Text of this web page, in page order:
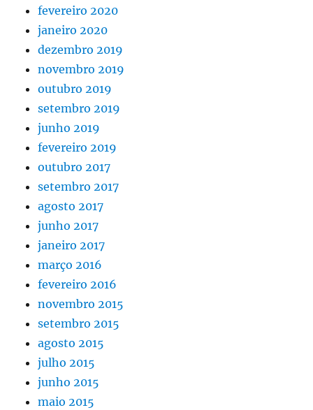
fevereiro 2020
janeiro 2020
dezembro 2019
novembro 2019
outubro 2019
setembro 2019
junho 2019
fevereiro 2019
outubro 2017
setembro 2017
agosto 2017
junho 2017
janeiro 2017
março 2016
fevereiro 2016
novembro 2015
setembro 2015
agosto 2015
julho 2015
junho 2015
maio 2015